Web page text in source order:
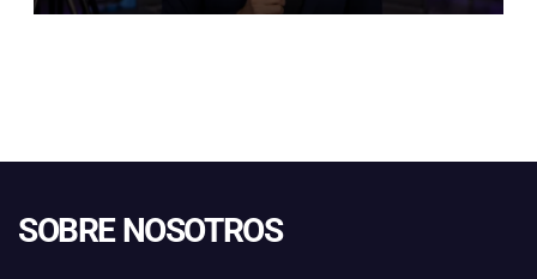
SOBRE NOSOTROS